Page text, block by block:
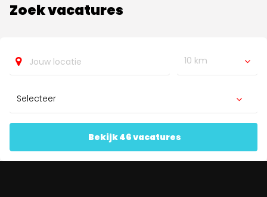
Zoek vacatures
10 km
Bekijk 46 vacatures